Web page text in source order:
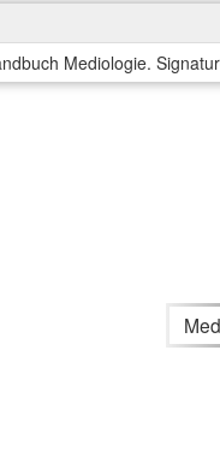
Mediologie.